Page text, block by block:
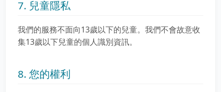
7. 兒童隱私
我們的服務不面向13歲以下的兒童。我們不會故意收
集13歲以下兒童的個人識別資訊。
8. 您的權利